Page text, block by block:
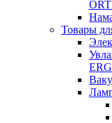
Товары